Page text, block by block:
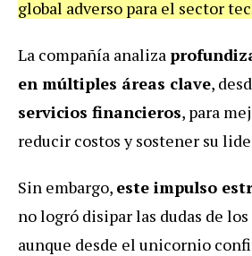
global adverso para el sector
La compañía analiza
en múltiples áreas clave,
servicios financieros, para
reducir costos y sostener su
Sin embargo, este impulso
no logró disipar las dudas de
aunque desde el unicornio